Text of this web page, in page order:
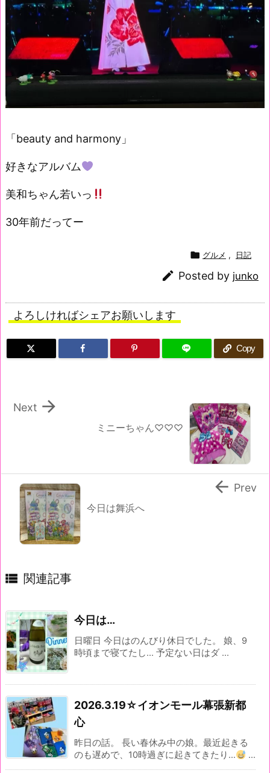
「beauty and harmony」
好きなアルバム
美和ちゃん若いっ
30年前だってー
 グルメ , 日記
 Posted by junko
よろしければシェアお願いします
Copy
ミニーちゃん♡♡♡

Next
今日は舞浜へ
 Prev
 関連記事
今日は…
日曜日 今日はのんびり休日でした。 娘、9
時頃まで寝てたし... 予定ない日はダ ...
2026.3.19☆イオンモール幕張新都
心
昨日の話。 長い春休み中の娘。最近起きる
のも遅めで、10時過ぎに起きてきたり…
...